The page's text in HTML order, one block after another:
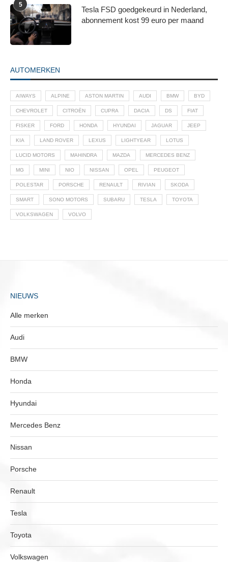
5
Tesla FSD goedgekeurd in Nederland,
abonnement kost 99 euro per maand
AUTOMERKEN
AIWAYS ALPINE ASTON MARTIN AUDI BMW BYD
CHEVROLET CITROËN CUPRA DACIA DS FIAT
FISKER FORD HONDA HYUNDAI JAGUAR JEEP
KIA LAND ROVER LEXUS LIGHTYEAR LOTUS
LUCID MOTORS MAHINDRA MAZDA MERCEDES BENZ
MG MINI NIO NISSAN OPEL PEUGEOT
POLESTAR PORSCHE RENAULT RIVIAN SKODA
SMART SONO MOTORS SUBARU TESLA TOYOTA
VOLKSWAGEN VOLVO
NIEUWS
Alle merken
Audi
BMW
Honda
Hyundai
Mercedes Benz
Nissan
Porsche
Renault
Tesla
Toyota
Volkswagen